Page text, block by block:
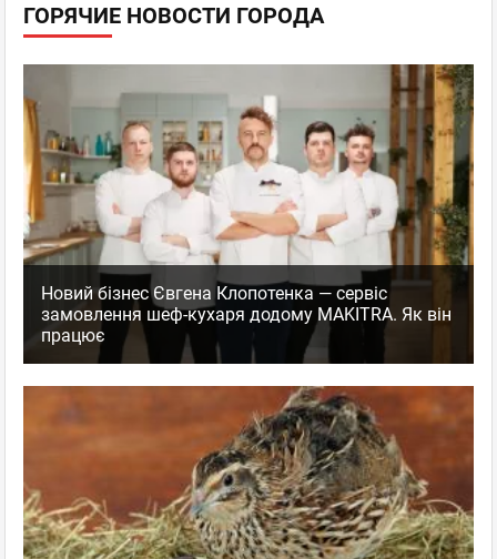
ГОРЯЧИЕ НОВОСТИ ГОРОДА
Новий бізнес Євгена Клопотенка — сервіс
замовлення шеф-кухаря додому MAKITRA. Як він
працює